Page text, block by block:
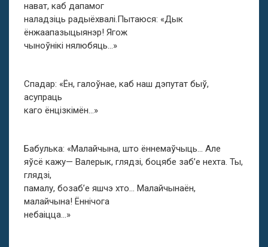
нават, каб дапамог
наладзіць радыёхвалі.Пытаюся: «Дык
ёнжаапазыцыянэр! Ягож
чыноўнікі нялюбяць…»
Спадар: «Ён, галоўнае, каб наш дэпутат быў,
асупраць
каго ёнцізкімён…»
Бабулька: «Малайчына, што ённемаўчыць… Але
яўсё кажу— Валерык, глядзі, боцябе заб’е нехта. Ты,
глядзі,
памалу, бозаб’е яшчэ хто… Малайчынаён,
малайчына! Ённічога
небаіцца…»